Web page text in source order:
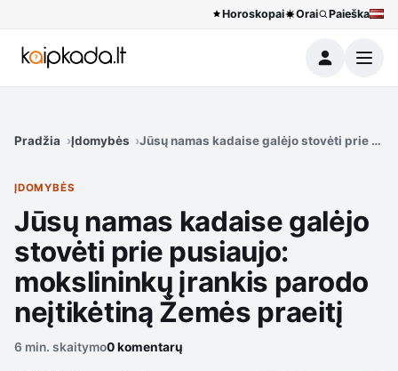
Horoskopai Orai Paieška
Meniu
Pradžia Įdomybės Jūsų namas kadaise galėjo stovėti prie
ĮDOMYBĖS
Jūsų namas kadaise galėjo
stovėti prie pusiaujo:
mokslininkų įrankis parodo
neįtikėtiną Žemės praeitį
6 min. skaitymo0 komentarų